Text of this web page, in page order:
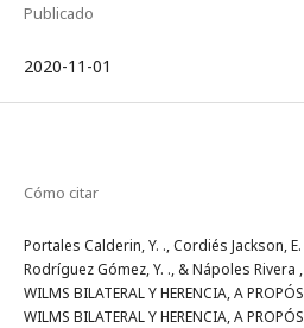
Publicado
2020-11-01
Cómo citar
Portales Calderin, Y. ., Cordiés Jackson,
Rodríguez Gómez, Y. ., & Nápoles Rivera ,
WILMS BILATERAL Y HERENCIA, A
WILMS BILATERAL Y HERENCIA, A